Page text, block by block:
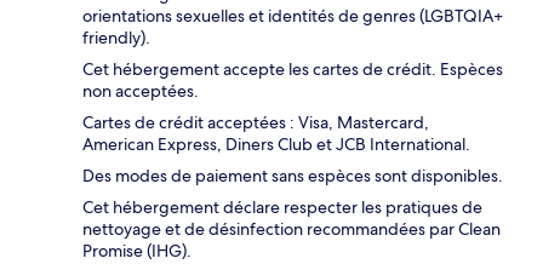
orientations sexuelles et identités de genres (LGBTQIA+
friendly).
Cet hébergement accepte les cartes de crédit. Espèces
non acceptées.
Cartes de crédit acceptées : Visa, Mastercard,
American Express, Diners Club et JCB International.
Des modes de paiement sans espèces sont disponibles.
Cet hébergement déclare respecter les pratiques de
nettoyage et de désinfection recommandées par Clean
Promise (IHG).